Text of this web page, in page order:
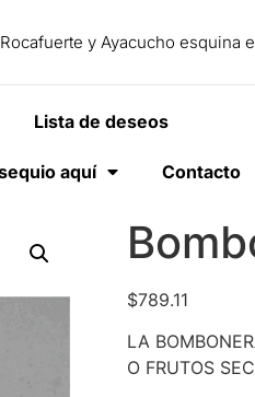
Rocafuerte y Ayacucho esquina
Lista de deseos
aquí Contacto
$789.11
LA
O FRUTOS